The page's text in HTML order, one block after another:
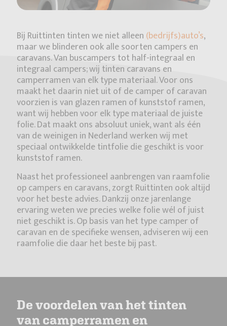
Bij Ruittinten tinten we niet alleen (bedrijfs)auto’s,
maar we blinderen ook alle soorten campers en
caravans. Van buscampers tot half-integraal en
integraal campers; wij tinten caravans en
camperramen van elk type materiaal. Voor ons
maakt het daarin niet uit of de camper of caravan
voorzien is van glazen ramen of kunststof ramen,
want wij hebben voor elk type materiaal de juiste
folie. Dat maakt ons absoluut uniek, want als één
van de weinigen in Nederland werken wij met
speciaal ontwikkelde tintfolie die geschikt is voor
kunststof ramen.
Naast het professioneel aanbrengen van raamfolie
op campers en caravans, zorgt Ruittinten ook altijd
voor het beste advies. Dankzij onze jarenlange
ervaring weten we precies welke folie wél of juist
niet geschikt is. Op basis van het type camper of
caravan en de specifieke wensen, adviseren wij een
raamfolie die daar het beste bij past.
De voordelen van het tinten
van camperramen en